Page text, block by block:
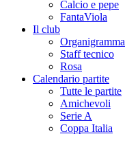
Calcio e pepe
FantaViola
Il club
Organigramma
Staff tecnico
Rosa
Calendario partite
Tutte le partite
Amichevoli
Serie A
Coppa Italia